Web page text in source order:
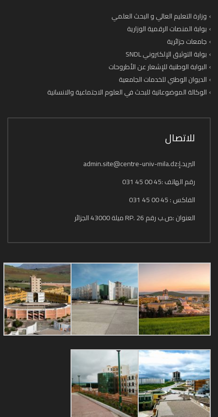
وزارة التعليم العالي و البحث العلمي
بوابة المنصات الرقمية الوزارية
جامعات جزائرية
بوابة التوثيق الإلكتروني SNDL
البوابة الوطنية للإشعار عن الأطروحات
الديوان الوطني للخدمات الجامعية
الوكالة الموضوعاتية للبحث في العلوم الاجتماعية والانسانية
للاتصال
البريد.إ:admin.site@centre-univ-mila.dz
رقم الهاتف :45 00 45 031
الفاكس : 45 00 45 031
العنوان :ص.ب رقم 26 .RP ميلة 43000 الجزائر